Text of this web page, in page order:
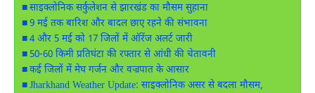
साइक्लोनिक सर्कुलेशन से झारखंड का मौसम सुहाना
9 मई तक बारिश और बादल छाए रहने की संभावना
4 और 5 मई को 17 जिलों में ऑरेंज अलर्ट जारी
50-60 किमी प्रतिघंटा की रफ्तार से आंधी की चेतावनी
कई जिलों में मेघ गर्जन और वज्रपात के आसार
Jharkhand Weather Update: साइक्लोनिक असर से बदला मौसम,